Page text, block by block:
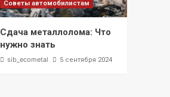
Советы автомобилистам
Сдача металлолома: Что
нужно знать
sib_ecometal 5 сентября 2024